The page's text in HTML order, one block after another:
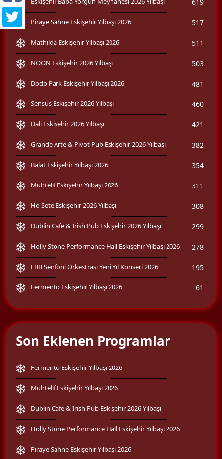
619
Piraye Sahne Eskişehir Yılbaşı 2026 517
Mathilda Eskişehir Yılbaşı 2026 511
NOON Eskişehir 2026 Yılbaşı 503
Dodo Park Eskişehir Yılbaşı 2026 481
Sensus Eskişehir 2026 Yılbaşı 460
Dali Eskişehir 2026 Yılbaşı 421
Grande Arte & Pivot Pub Eskişehir 2026 Yılbaşı 382
Balat Eskişehir Yılbaşı 2026 354
Muhtelif Eskişehir Yılbaşı 2026 311
Ho Sete Eskişehir 2026 Yılbaşı 308
Dublin Cafe & Irish Pub Eskişehir 2026 Yılbaşı 299
Holly Stone Performance Hall Eskişehir Yılbaşı 2026 278
EBB Senfoni Orkestrası Yeni Yıl Konseri 2026 195
Fermento Eskişehir Yılbaşı 2026 61
Son Eklenen Programlar
Fermento Eskişehir Yılbaşı 2026
Muhtelif Eskişehir Yılbaşı 2026
Dublin Cafe & Irish Pub Eskişehir 2026 Yılbaşı
Holly Stone Performance Hall Eskişehir Yılbaşı 2026
Piraye Sahne Eskişehir Yılbaşı 2026